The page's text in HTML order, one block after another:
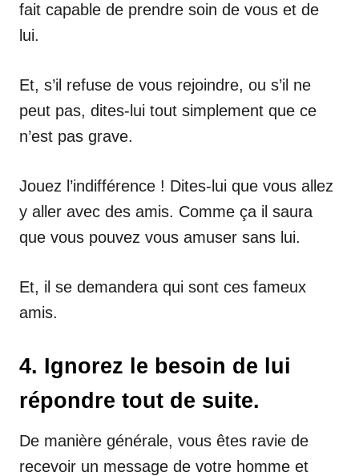
fait capable de prendre soin de vous et de
lui.
Et, s’il refuse de vous rejoindre, ou s’il ne
peut pas, dites-lui tout simplement que ce
n’est pas grave.
Jouez l’indifférence ! Dites-lui que vous allez
y aller avec des amis. Comme ça il saura
que vous pouvez vous amuser sans lui.
Et, il se demandera qui sont ces fameux
amis.
4. Ignorez le besoin de lui
répondre tout de suite.
De manière générale, vous êtes ravie de
recevoir un message de votre homme et